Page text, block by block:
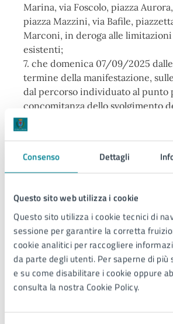
Consenso Dettagli
Questo sito web utilizza i cookie
Questo sito utilizza i cookie tecnici di
sessione per garantire la corretta
cookie analitici per raccogliere
da parte degli utenti. Per saperne di
e su come disabilitare i cookie oppure
consulta la nostra Cookie Policy.
Marina, via Foscolo, piazza
piazza Mazzini, via Bafile,
Marconi, in deroga alle
esistenti;
7. che domenica 07/09/2025
termine della manifestazione,
dal percorso individuato al punto
concomitanza dello svolgimento
sia vietata la circolazione dei
ciclabile ivi presente;
07/09/2025 la circolazione
Alighieri da via Ungaretti a via
seconda delle esigenze della
9. che domenica 07/09/2025 dalle
sull’area di sosta di piazza Nicolò
possa essere vietata a tutti i
degli stessi a spese degli
capienza di 10 posti auto, eccetto
della manifestazione;